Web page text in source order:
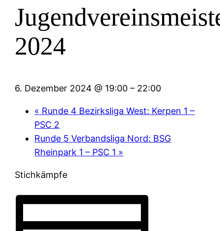
2024
6. Dezember 2024 @ 19:00 – 22:00
« Runde 4 Bezirksliga West: Kerpen 1 –
PSC 2
Runde 5 Verbandsliga Nord: BSG
Rheinpark 1 – PSC 1 »
Stichkämpfe